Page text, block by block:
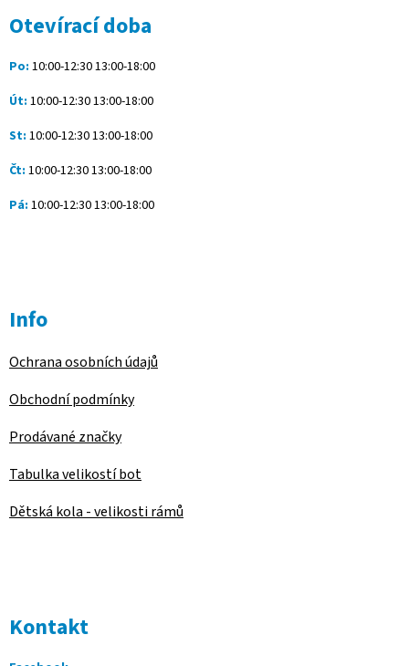
Otevírací doba
Po: 10:00-12:30 13:00-18:00
Út: 10:00-12:30 13:00-18:00
St: 10:00-12:30 13:00-18:00
Čt: 10:00-12:30 13:00-18:00
Pá: 10:00-12:30 13:00-18:00
Info
Ochrana osobních údajů
Obchodní podmínky
Prodávané značky
Tabulka velikostí bot
Dětská kola - velikosti rámů
Kontakt